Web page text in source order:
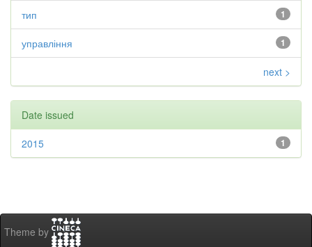
1
тип
1
управління
next >
Date issued
1
2015
Theme by